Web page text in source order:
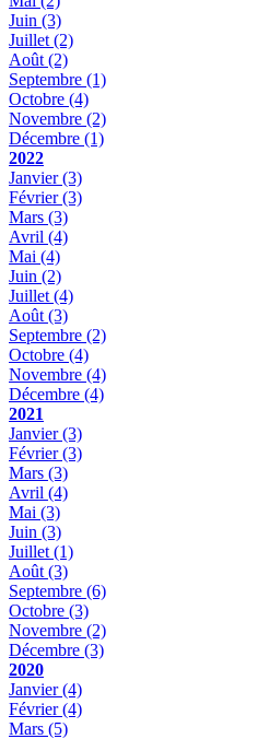
Juin (3)
Juillet (2)
Août (2)
Septembre (1)
Octobre (4)
Novembre (2)
Décembre (1)
2022
Janvier(3)
Février(3)
Mars (3)
Avril (4)
Mai (4)
Juin (2)
Juillet (4)
Août (3)
Septembre (2)
Octobre (4)
Novembre (4)
Décembre (4)
2021
Janvier(3)
Février(3)
Mars (3)
Avril (4)
Mai (3)
Juin (3)
Juillet (1)
Août (3)
Septembre (6)
Octobre (3)
Novembre (2)
Décembre (3)
2020
Janvier(4)
Février(4)
Mars (5)